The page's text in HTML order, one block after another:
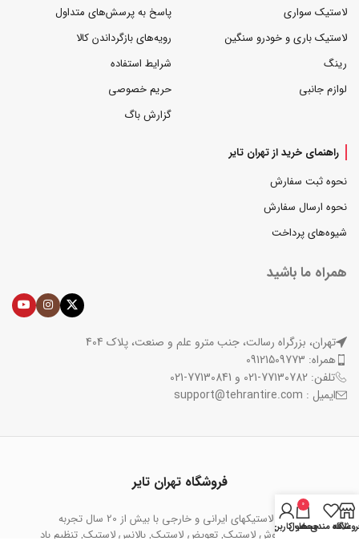
لاستیک سواری
لاستیک باری و خودرو سنگین
رینگ
لوازم جانبی
پاسخ به پرسش‌های متداول
رویه‌های بازگرداندن کالا
شرایط استفاده
حریم خصوصی
گزارش باگ
راهنمای خرید از تهران تایر
نحوه ثبت سفارش
نحوه ارسال سفارش
شیوه‌های پرداخت
همراه ما باشید
تهران، بزرگراه رسالت، جنب مترو علم و صنعت، پلاک 404
همراه: 09121509773
تلفن: 77130782-021 و 77130841-021
ایمیل : support@tehrantire.com
فروشگاه تهران تایر
عرضه کننده انواع لاستیکهای ایرانی و خارجی با بیش از 20 سال تجربه
خرید لاستیک, فروش لاستیک, تعویض لاستیک, بالانس لاستیک, تنظیم باد
علاقه مندی ها
0
محصول
حساب کاربری من